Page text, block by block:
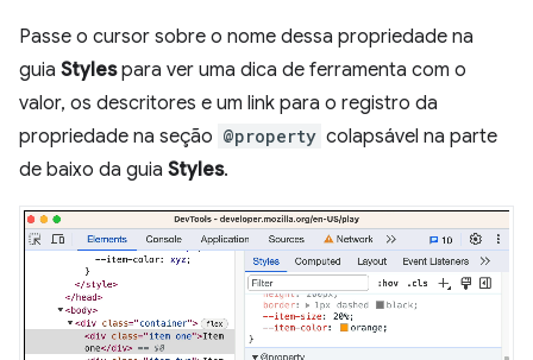
Passe o cursor sobre o nome dessa propriedade na
guia Stylespara ver uma dica de ferramenta com o
valor, os descritores e um link para o registro da
propriedade na seção @property colapsável na parte
de baixo da guia Styles.